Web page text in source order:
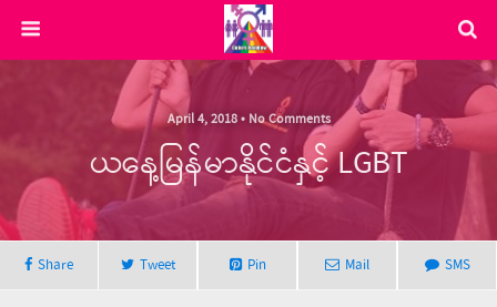
April 4, 2018 • No Comments
ယနေ့မြန်မာနိုင်ငံနှင့် LGBT
Share Tweet Pin Mail SMS